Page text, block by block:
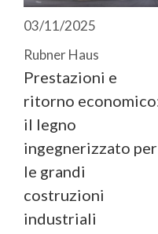
03/11/2025
Rubner Haus
Prestazioni e
ritorno
il legno
ingegnerizzato per
le grandi
costruzioni
industriali